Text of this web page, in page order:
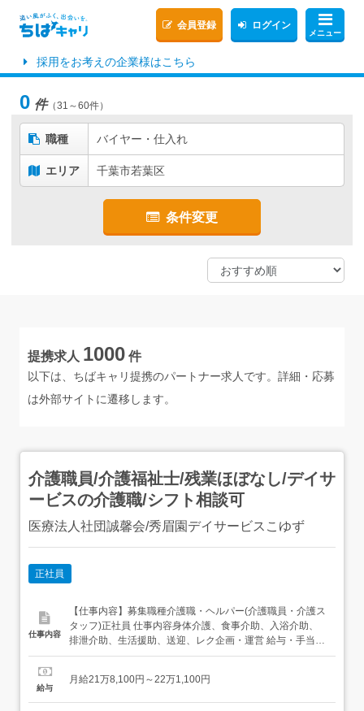
メニュー
会員登録 ログイン
採用をお考えの企業様はこちら
0 件（31～60件）
職種 バイヤー・仕入れ
エリア 千葉市若葉区
条件変更
提携求人 1000 件
以下は、ちばキャリ提携のパートナー求人です。詳細・応募
は外部サイトに遷移します。
介護職員/介護福祉士/残業ほぼなし/デイサ
ービスの介護職/シフト相談可
医療法人社団誠馨会/秀眉園デイサービスこゆず
正社員
仕事内容
【仕事内容】募集職種介護職・ヘルパー(介護職員・介護ス
タッフ)正社員 仕事内容身体介護、食事介助、入浴介助、
排泄介助、生活援助、送迎、レク企画・運営 給与・手当<
給与>月給218,100〜221,100円<基本給>168,600円<手当>
当:8,000円危険手当:2,000円介護手当:39,500...
給与
月給21万8,100円～22万1,100円